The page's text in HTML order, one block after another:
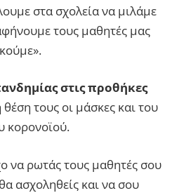
στα σχολεία να μιλάμε
τους μαθητές μας
στις προθήκες
τους οι μάσκες και του
κορονοϊού.
να ρωτάς τους μαθητές σου
ασχοληθείς και να σου